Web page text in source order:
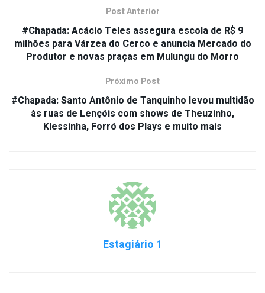
Post Anterior
#Chapada: Acácio Teles assegura escola de R$ 9
milhões para Várzea do Cerco e anuncia Mercado do
Produtor e novas praças em Mulungu do Morro
Próximo Post
#Chapada: Santo Antônio de Tanquinho levou multidão
às ruas de Lençóis com shows de Theuzinho,
Klessinha, Forró dos Plays e muito mais
Estagiário 1